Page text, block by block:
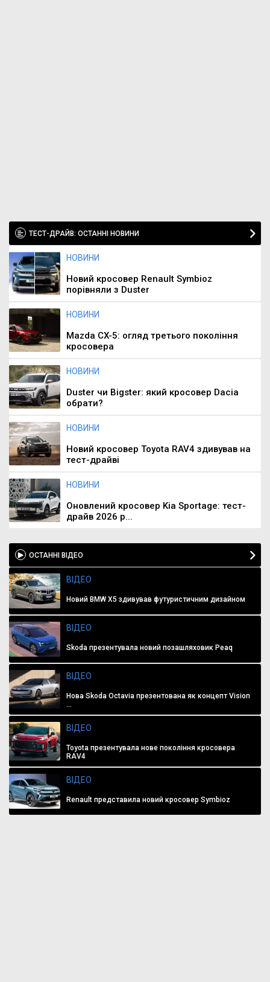
ТЕСТ-ДРАЙВ: ОСТАННІ НОВИНИ
НОВИНИ
Новий кросовер Renault Symbioz
порівняли з Duster
НОВИНИ
Mazda CX-5: огляд третього покоління
кросовера
НОВИНИ
Duster чи Bigster: який кросовер Dacia
обрати?
НОВИНИ
Новий кросовер Toyota RAV4 здивував на
тест-драйві
НОВИНИ
Оновлений кросовер Kia Sportage: тест-
драйв 2026 р...
ОСТАННІ ВІДЕО
ВІДЕО
Новий BMW X5 здивував футуристичним дизайном
ВІДЕО
Skoda презентувала новий позашляховик Peaq
ВІДЕО
Нова Skoda Octavia презентована як концепт Vision
...
ВІДЕО
Toyota презентувала нове покоління кросовера
RAV4
ВІДЕО
Renault представила новий кросовер Symbioz